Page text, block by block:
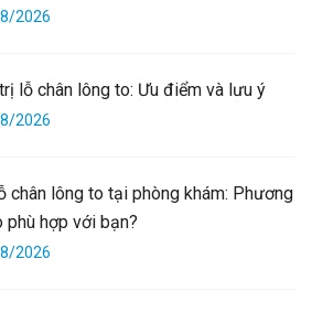
2026
lỗ chân lông to: Ưu điểm và lưu ý
2026
chân lông to tại phòng khám: Phương
phù hợp với bạn?
2026